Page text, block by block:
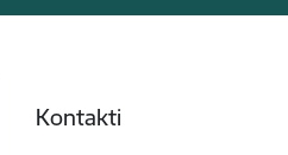
Kontakti